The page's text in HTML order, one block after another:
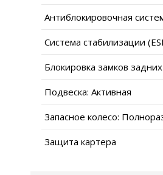
Антиблокировочная
Система стабилизации
Блокировка замков
Подвеска: Активная
Запасное колесо:
Защита картера